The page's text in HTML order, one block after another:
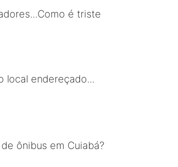
é triste
local endereçado...
ônibus em Cuiabá?